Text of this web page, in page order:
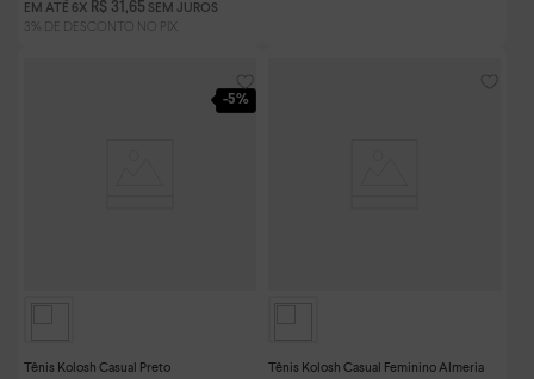
EM ATÉ 6X R$ 31,65 SEM JUROS
-5%
Tênis Kolosh Casual Preto
Tênis Kolosh Casual Feminino Almeria